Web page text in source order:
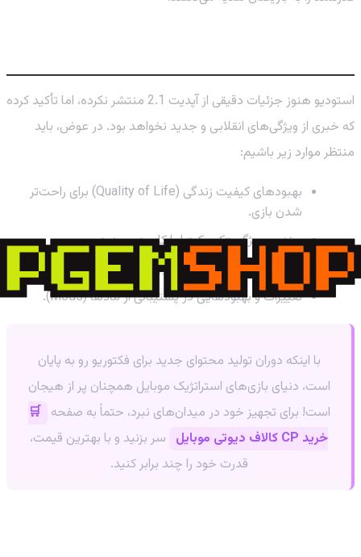
استودیو هنوز جزئیات دقیقی از آپدیت 2.1 منتشر نکرده، اما تأکید کرده
که خبری از ویژگی‌های انقلابی و جدید نخواهد بود. در عوض، باید
منتظر موارد زیر باشیم:
بهبودهای کیفیت زندگی (Quality of Life) برای راحت‌تر
شدن بازی.
چندین ویژگی «کوچک» اما کاربردی جدید.
پولیش نهایی، رفع باگ‌ها و بهینه‌سازی‌های کلی.
تغییرات و بهبودهایی در پشتیبانی از مادها (Mods).
با اینکه دوران تولید محتوای جدید برای فکتوریو رو به پایان
است، دنیای بازی‌های استراتژیک موبایل همچنان پر از هیجان
است! برای تجهیز خود در میدان‌های نبرد، حتماً به صفحه 🛒
خرید CP کالاف دیوتی موبایل
سر بزنید و با بهترین قیمت،
قدرت خود را چند برابر کنید.